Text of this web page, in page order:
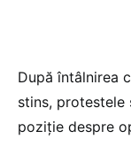
După întâlnirea
stins, protestele
poziție despre